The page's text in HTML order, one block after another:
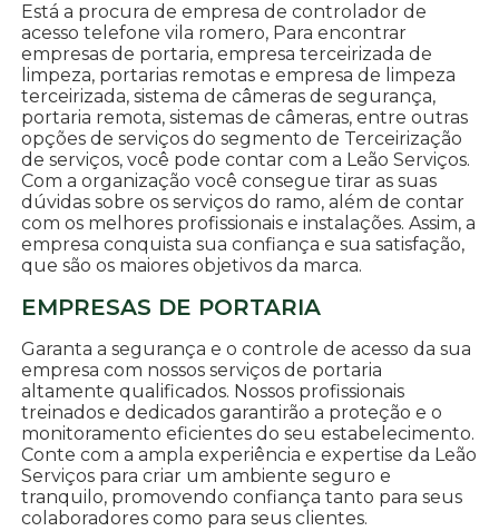
Está a procura de empresa de controlador de
acesso telefone vila romero, Para encontrar
empresas de portaria, empresa terceirizada de
limpeza, portarias remotas e empresa de limpeza
terceirizada, sistema de câmeras de segurança,
portaria remota, sistemas de câmeras, entre outras
opções de serviços do segmento de Terceirização
de serviços, você pode contar com a Leão Serviços.
Com a organização você consegue tirar as suas
dúvidas sobre os serviços do ramo, além de contar
com os melhores profissionais e instalações. Assim, a
empresa conquista sua confiança e sua satisfação,
que são os maiores objetivos da marca.
EMPRESAS DE PORTARIA
Garanta a segurança e o controle de acesso da sua
empresa com nossos serviços de portaria
altamente qualificados. Nossos profissionais
treinados e dedicados garantirão a proteção e o
monitoramento eficientes do seu estabelecimento.
Conte com a ampla experiência e expertise da Leão
Serviços para criar um ambiente seguro e
tranquilo, promovendo confiança tanto para seus
colaboradores como para seus clientes.